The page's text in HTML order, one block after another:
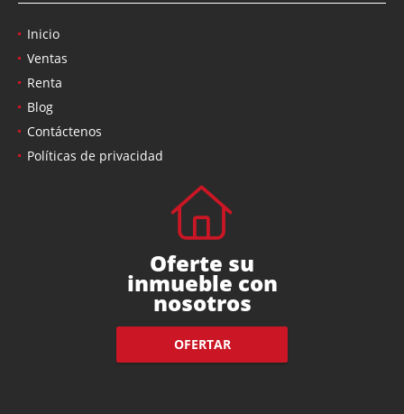
Inicio
Ventas
Renta
Blog
Contáctenos
Políticas de privacidad
Oferte su
inmueble con
nosotros
OFERTAR